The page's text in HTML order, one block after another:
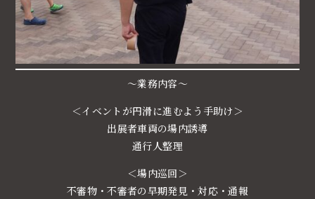
～業務内容～
＜イベントが円滑に進むよう手助け＞
出展者車両の場内誘導
通行人整理
＜場内巡回＞
不審物・不審者の早期発見・対応・通報